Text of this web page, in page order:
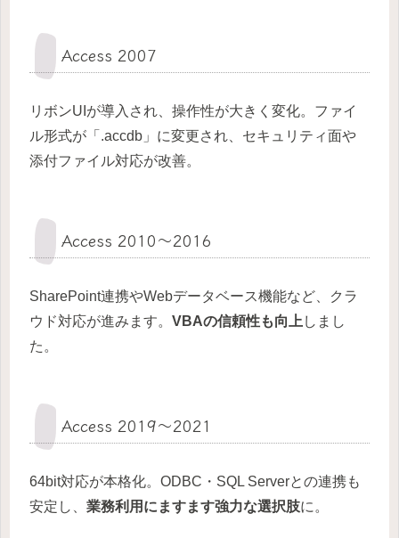
Access 2007
リボンUIが導入され、操作性が大きく変化。ファイ
ル形式が「.accdb」に変更され、セキュリティ面や
添付ファイル対応が改善。
Access 2010～2016
SharePoint連携やWebデータベース機能など、クラ
ウド対応が進みます。 VBAの信頼性も向上 しまし
た。
Access 2019～2021
64bit対応が本格化。ODBC・SQL Serverとの連携も
安定し、 業務利用にますます強力な選択肢に。